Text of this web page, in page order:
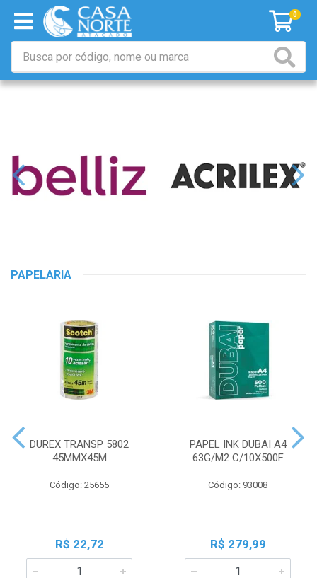
0
PAPELARIA
DUREX TRANSP 5802
45MMX45M
Código: 25655
R$ 22,72
PAPEL INK DUBAI A4
63G/M2 C/10X500F
Código: 93008
R$ 279,99